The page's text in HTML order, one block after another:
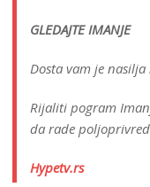
GLEDAJTE IMANJE
Dosta vam je
Rijaliti pogram
da rade
Hypetv.rs